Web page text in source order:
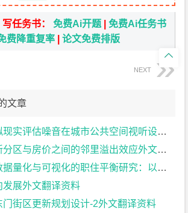
写任务书：免费Ai开题 |免费Ai任务书
费降重复率 |论文免费排版
NEXT
文章
估噪音在城市公共空间视听设计中的作用外文翻译资料
区与房价之间的邻里溢出效应外文翻译资料
化与可视化的职住平衡研究：以上海为例外文翻译资料
发展外文翻译资料
门街区更新规划设计-2外文翻译资料
